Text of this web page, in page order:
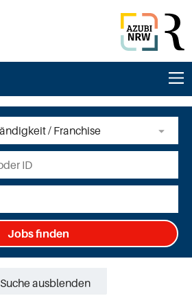
Jobs finden
Suche ausblenden